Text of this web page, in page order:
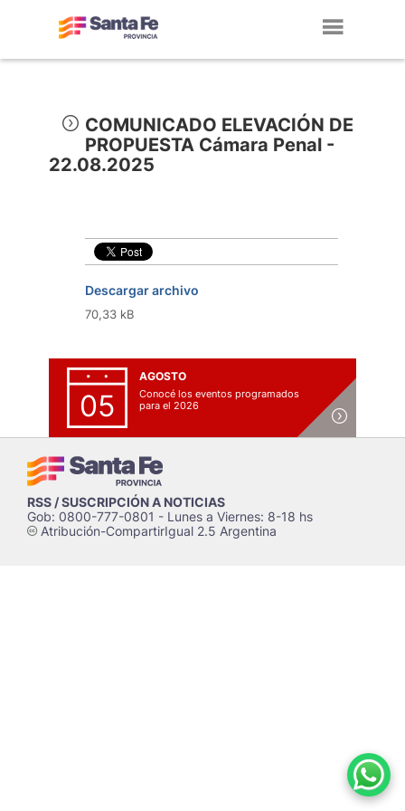
COMUNICADO ELEVACIÓN DE
PROPUESTA Cámara Penal -
22.08.2025
Descargar archivo
70,33 kB
05
AGOSTO
Conocé los eventos programados
para el 2026
RSS / SUSCRIPCIÓN A NOTICIAS
Gob: 0800-777-0801 - Lunes a Viernes: 8-18 hs
cAtribución-CompartirIgual 2.5 Argentina